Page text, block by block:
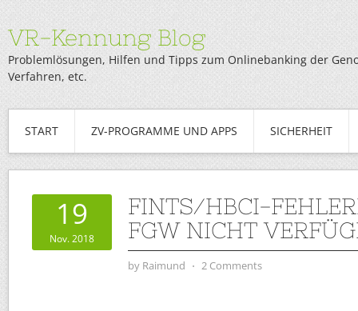
VR-Kennung Blog
Problemlösungen, Hilfen und Tipps zum Onlinebanking der
Verfahren, etc.
START ZV-PROGRAMME UND APPS SICHERHEIT
19
Nov. 2018
FINTS/HBCI-
FGW NICHT
by Raimund ⋅ 2 Comments